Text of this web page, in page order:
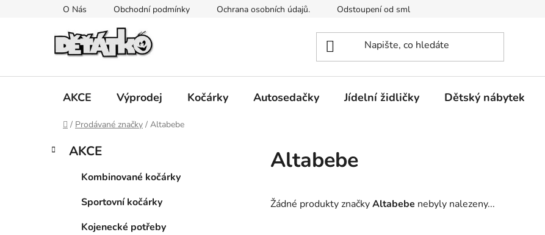
O Nás Obchodní podmínky Ochrana osobních údajů. Odstoupení od smlouvy
AKCE Výprodej Kočárky Autosedačky Jídelní židličky Dětský nábytek
Domů
/ Prodávané značky / Altabebe
PPřeskočit
kategorie
K
a
AKCE
Kombinované kočárky
Sportovní kočárky
Kojenecké potřeby
Altabebe
Žádné produkty značkyAltabebe nebyly nalezeny...